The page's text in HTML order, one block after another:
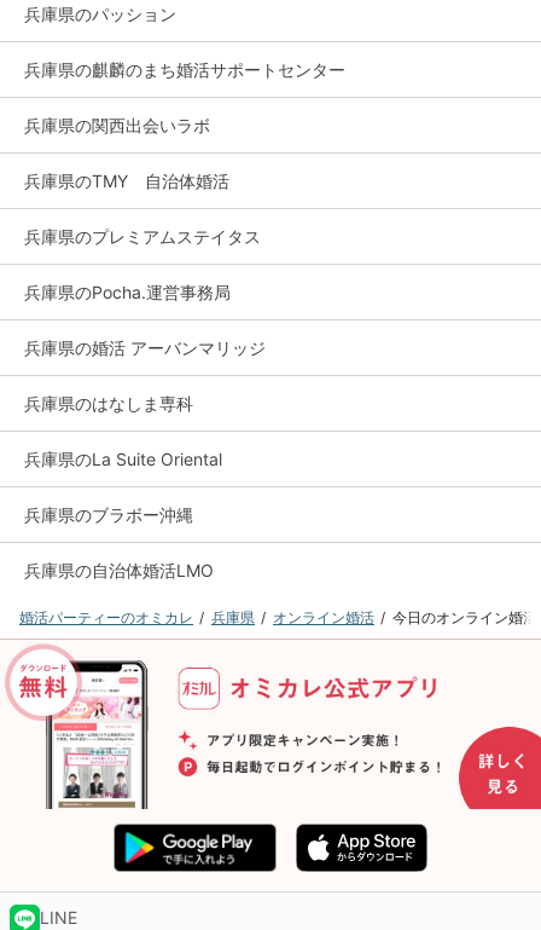
兵庫県のパッション
兵庫県の麒麟のまち婚活サポートセンター
兵庫県の関西出会いラボ
兵庫県のTMY 自治体婚活
兵庫県のプレミアムステイタス
兵庫県のPocha.運営事務局
兵庫県の婚活 アーバンマリッジ
兵庫県のはなしま専科
兵庫県のLa Suite Oriental
兵庫県のブラボー沖縄
兵庫県の自治体婚活LMO
婚活パーティーのオミカレ 兵庫県 オンライン婚活 今日のオンライン婚活
LINE